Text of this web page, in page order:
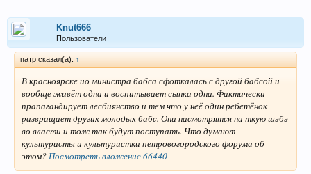
Knut666
Пользователи
патр сказал(а): ↑
В красноярске ио министра бабса сфоткалась с другой бабсой и
вообще живёт одна и воспитывает сынка одна. Фактически
прапагандирует лесбиянство и тем что у неё один ребетёнок
развращает других молодых бабс. Они насмотрятся на ткую шэбэ
во власти и тож так будут поступать. Что думают
культуристы и культуристки петровогородского форума об
этом?Посмотреть вложение 66440